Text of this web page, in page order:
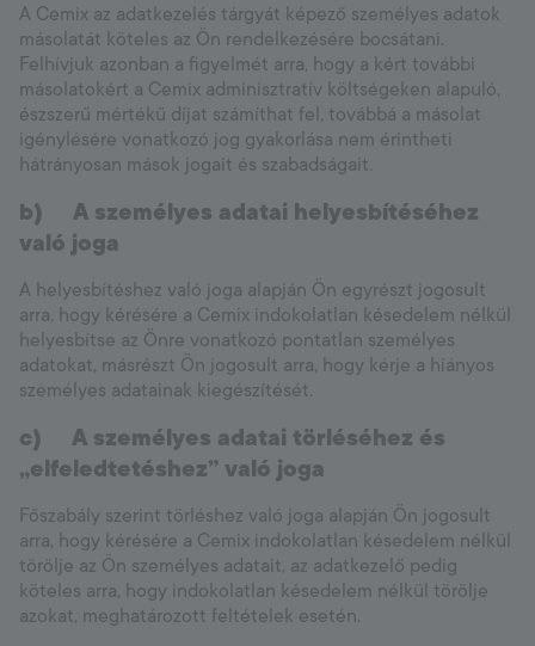
A Cemix az adatkezelés tárgyát képező személyes adatok
másolatát köteles az Ön rendelkezésére bocsátani.
Felhívjuk azonban a figyelmét arra, hogy a kért további
másolatokért a Cemix adminisztratív költségeken alapuló,
észszerű mértékű díjat számíthat fel, továbbá a másolat
igénylésére vonatkozó jog gyakorlása nem érintheti
hátrányosan mások jogait és szabadságait.
b) A személyes adatai helyesbítéséhez
való joga
A helyesbítéshez való joga alapján Ön egyrészt jogosult
arra, hogy kérésére a Cemix indokolatlan késedelem nélkül
helyesbítse az Önre vonatkozó pontatlan személyes
adatokat, másrészt Ön jogosult arra, hogy kérje a hiányos
személyes adatainak kiegészítését.
c) A személyes adatai törléséhez és
„elfeledtetéshez” való joga
Főszabály szerint törléshez való joga alapján Ön jogosult
arra, hogy kérésére a Cemix indokolatlan késedelem nélkül
törölje az Ön személyes adatait, az adatkezelő pedig
köteles arra, hogy indokolatlan késedelem nélkül törölje
azokat, meghatározott feltételek esetén.